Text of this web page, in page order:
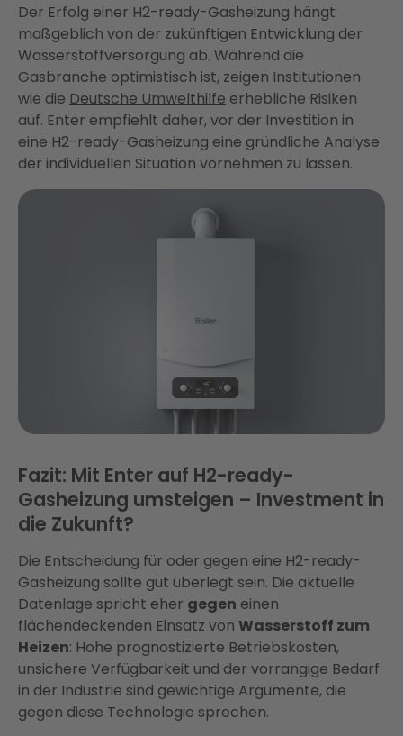
Der Erfolg einer H2-ready-Gasheizung hängt
maßgeblich von der zukünftigen Entwicklung der
Wasserstoffversorgung ab. Während die
Gasbranche optimistisch ist, zeigen Institutionen
wie die Deutsche Umwelthilfe erhebliche Risiken
auf. Enter empfiehlt daher, vor der Investition in
eine H2-ready-Gasheizung eine gründliche Analyse
der individuellen Situation vornehmen zu lassen.
Fazit: Mit Enter auf H2-ready-
Gasheizung umsteigen – Investment in
die Zukunft?
Die Entscheidung für oder gegen eine H2-ready-
Gasheizung sollte gut überlegt sein. Die aktuelle
Datenlage spricht eher gegen einen
flächendeckenden Einsatz von Wasserstoff zum
Heizen: Hohe prognostizierte Betriebskosten,
unsichere Verfügbarkeit und der vorrangige Bedarf
in der Industrie sind gewichtige Argumente, die
gegen diese Technologie sprechen.